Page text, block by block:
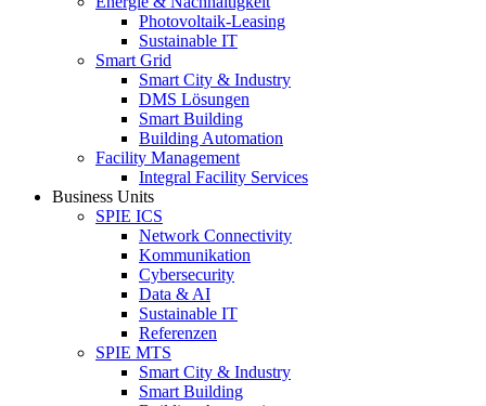
Photovoltaik-Leasing
Sustainable IT
Smart Grid
Smart City & Industry
DMS Lösungen
Smart Building
Building Automation
Facility Management
Integral Facility Services
Business Units
SPIE ICS
Network Connectivity
Kommunikation
Cybersecurity
Data & AI
Sustainable IT
Referenzen
SPIE MTS
Smart City & Industry
Smart Building